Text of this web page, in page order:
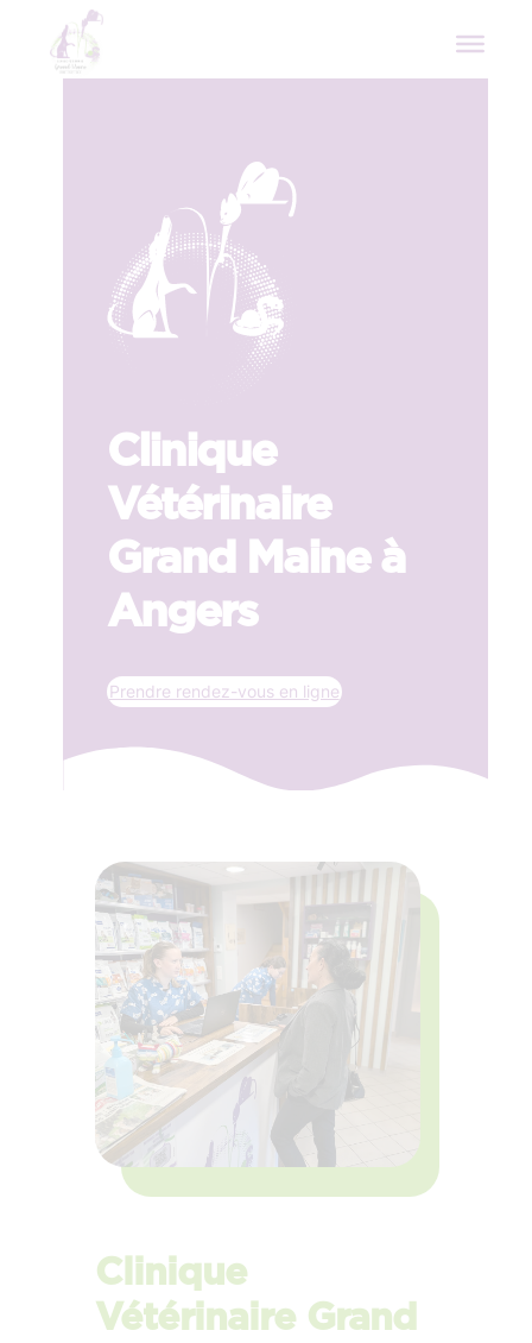
Clinique
Vétérinaire
Grand Maine à
Angers
Prendre rendez-vous en ligne
Clinique
Vétérinaire Grand